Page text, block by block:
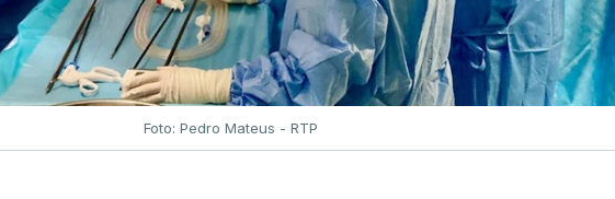
Foto: Pedro Mateus - RTP